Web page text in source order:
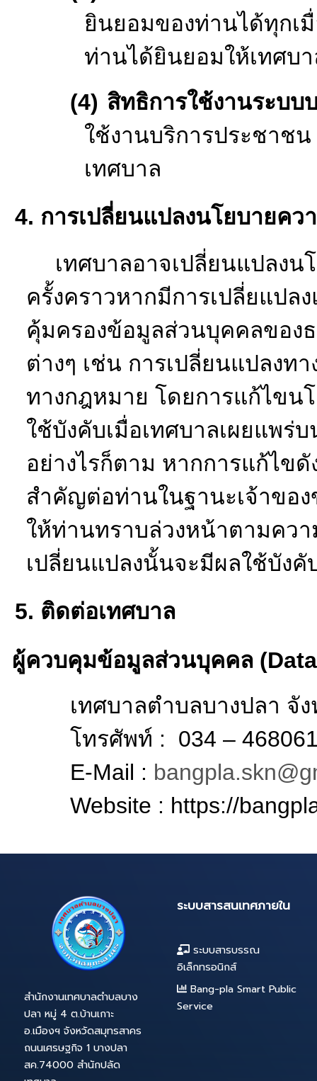
ท่าน
2)
ข้อมูลส่วนบุค
เอกสารระบุตัว
วัตถุประสงค์ใ
3.สิทธิของท่านในฐานะเ
สิทธิในส่วนนี้หมายถึ
บุคคลของท่าน ซึ่งอาจข
กำหนดทั้งนี้ ภายใต้เงื่อ
จัดการสิทธิของเทศบาล
(1) สิทธิการเข้าถึง
คำขอต่างๆ จากร
ปลอดภัยของท่าน
ก่อนให้ข้อมูลส่วน
(2) สิทธิการแก้ไขข้
ส่วนบุคคลของท่าน
(3) สิทธิการถอนคว
ยินยอมของท่านได้
ท่านได้ยินยอมให้เ
สิทธิการใช้งา
เทศบาล
การเปลี่ยนแปลงนโยบ
เทศบาลอาจเปลี่ยนแ
ครั้งคราวหากมีการเปลี่